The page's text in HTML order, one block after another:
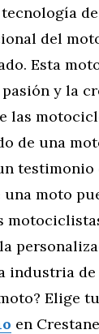
del
Esta
y la
las
de una
testimonio
moto
industria de
Elige tu
en